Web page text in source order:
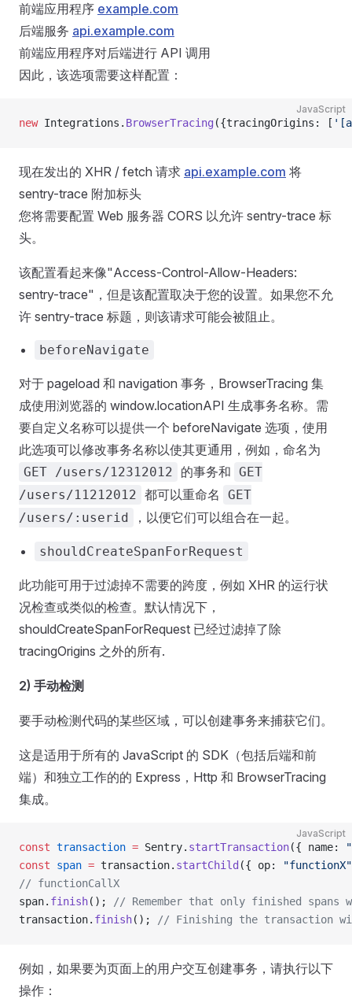
前端应用程序 example.com
后端服务 api.example.com
前端应用程序对后端进行 API 调用
因此，该选项需要这样配置：
JavaScript
new Integrations. BrowserTracing ({tracingOrigins: [
现在发出的 XHR / fetch 请求 api.example.com 将
sentry-trace 附加标头
您将需要配置 Web 服务器 CORS 以允许 sentry-trace 标
头。
该配置看起来像"Access-Control-Allow-Headers:
sentry-trace"，但是该配置取决于您的设置。如果您不允
许 sentry-trace 标题，则该请求可能会被阻止。
beforeNavigate
对于 pageload 和 navigation 事务，BrowserTracing 集
成使用浏览器的 window.locationAPI 生成事务名称。需
要自定义名称可以提供一个 beforeNavigate 选项，使用
此选项可以修改事务名称以使其更通用，例如，命名为
GET /users/12312012 的事务和 GET
/users/11212012 都可以重命名
GET
/users/:userid
，以便它们可以组合在一起。
shouldCreateSpanForRequest
此功能可用于过滤掉不需要的跨度，例如 XHR 的运行状
况检查或类似的检查。默认情况下，
shouldCreateSpanForRequest 已经过滤掉了除
tracingOrigins 之外的所有.
2) 手动检测
要手动检测代码的某些区域，可以创建事务来捕获它们。
这是适用于所有的 JavaScript 的 SDK（包括后端和前
端）和独立工作的的 Express，Http 和 BrowserTracing
集成。
JavaScript
const transaction = Sentry. startTransaction({ name:
const span = transaction. startChild ({ op:
"functionX"
// functionCallX
span. finish();
// Remember that only finished
transaction. finish(); // Finishing the transaction
例如，如果要为页面上的用户交互创建事务，请执行以下
操作：